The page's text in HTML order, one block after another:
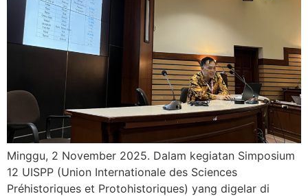
Minggu, 2 November 2025. Dalam kegiatan Simposium
12 UISPP (Union Internationale des Sciences
Préhistoriques et Protohistoriques) yang digelar di